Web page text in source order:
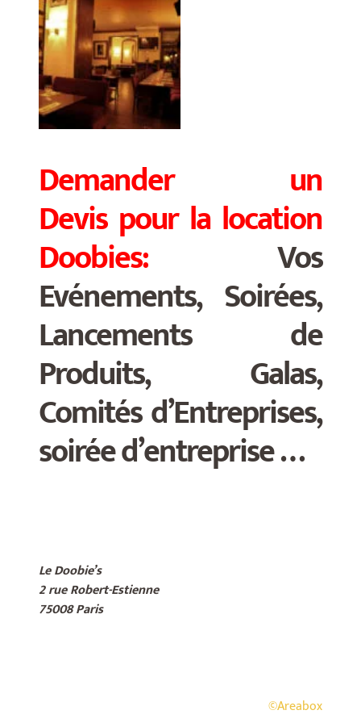
Demander un
Devispour la location
Doobies: Vos
Evénements, Soirées,
Lancements de
Produits, Galas,
Comités d’Entreprises,
soirée d’entreprise …
Le Doobie’s
2 rue Robert-Estienne
75008 Paris
©Areabox